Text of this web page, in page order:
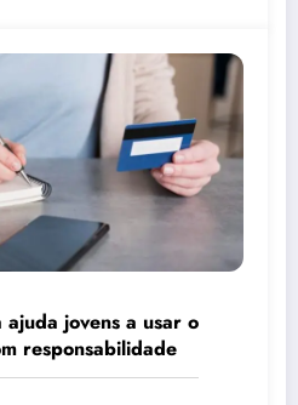
jovens a usar o
responsabilidade